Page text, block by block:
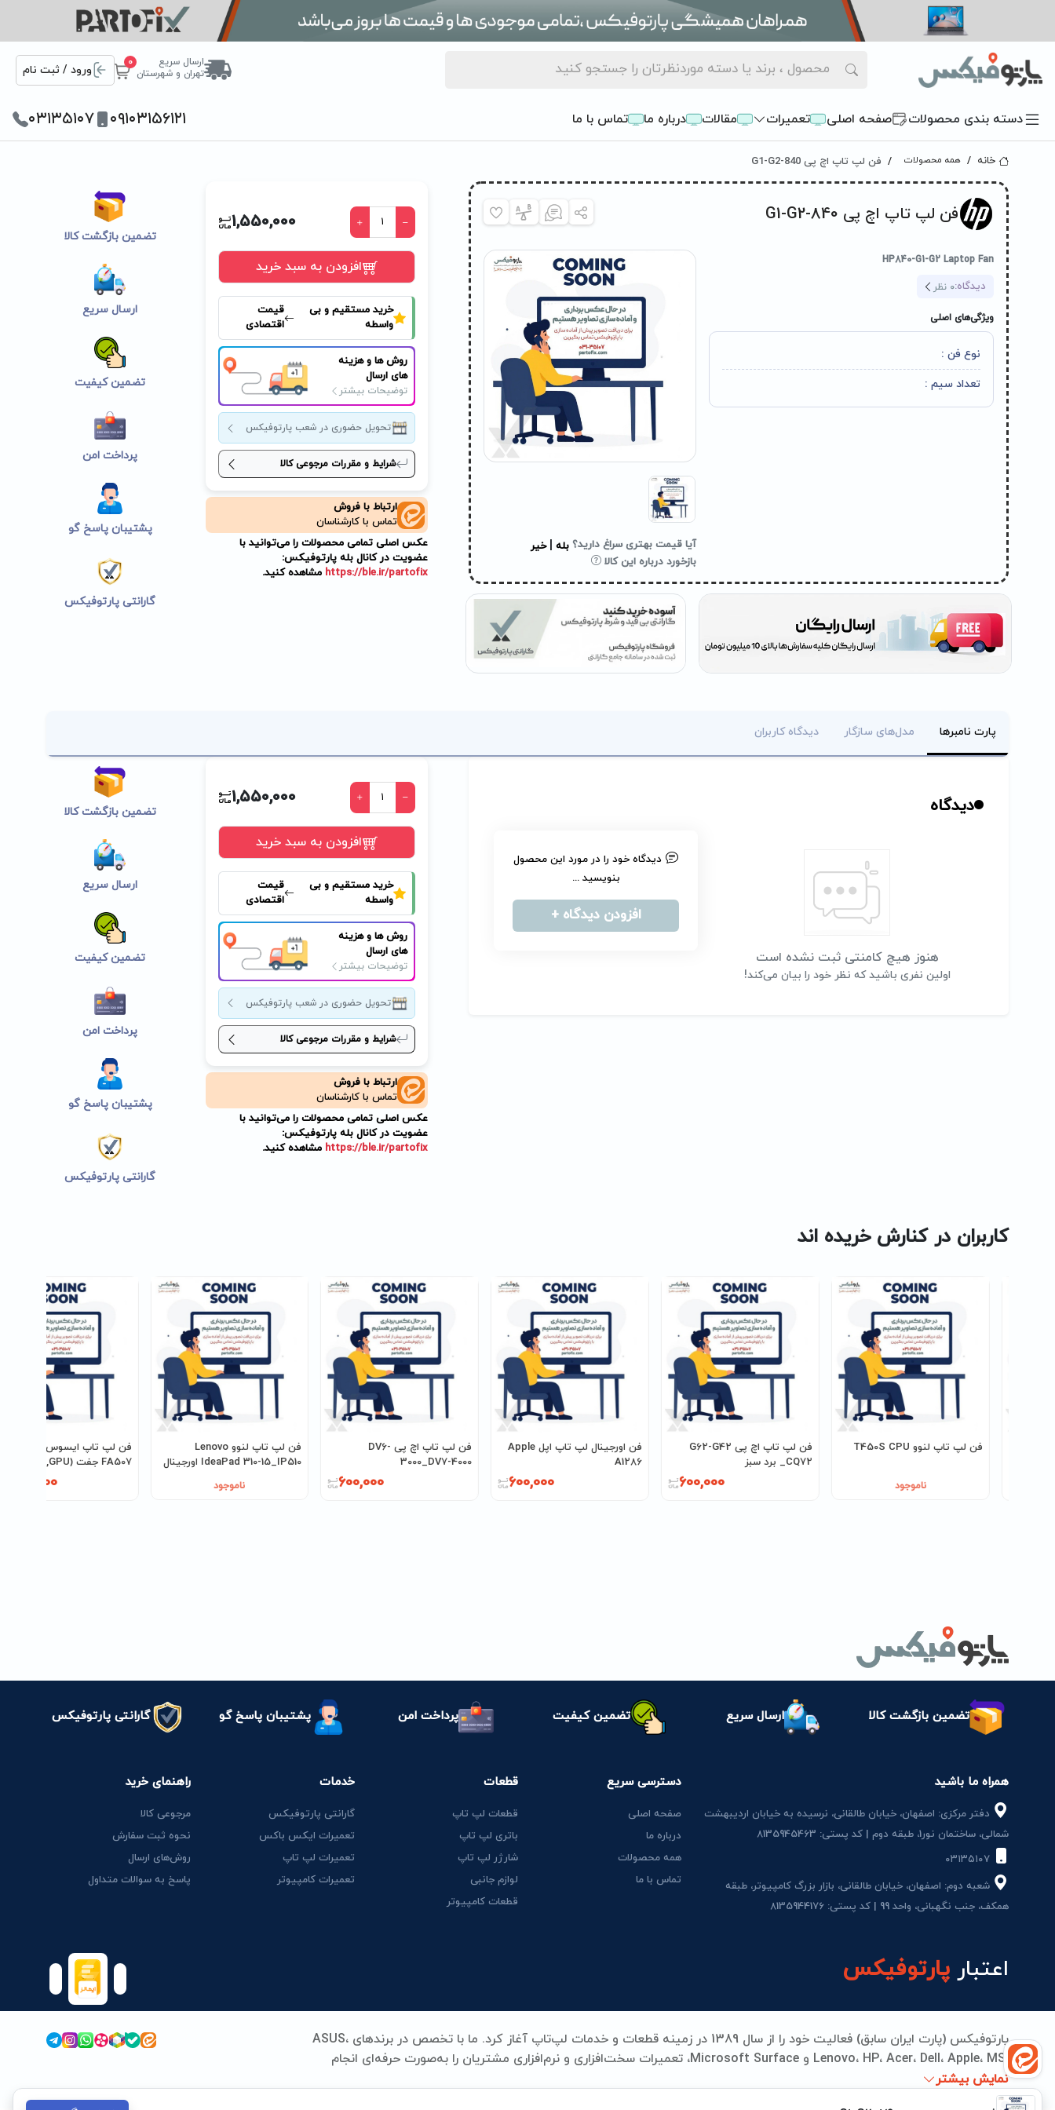
ارسال سریع
تهران و شهرستان
0
ورود / ثبت نام
دسته بندی محصولات صفحه اصلی تعمیرات مقالات درباره ما تماس با ما ۰۹۱۰۳۱۵۶۱۲۱ ۰۳۱۳۵۱۰۷
خانه همه محصولات فن لپ تاپ اچ پی 840-G1-G2
فن لپ تاپ اچ پی 840-G1-G2
HP840-G1-G2 Laptop Fan
دیدگاه:0 نظر
ویژگی‌های اصلی
نوع فن :
تعداد سیم :
آیا قیمت بهتری سراغ دارید؟ بله
خیر
بازخورد درباره این کالا
1,550,000
افزودن به سبد خرید
خرید مستقیم و بی
واسطه
قیمت
اقتصادی
روش ها و هزینه
های ارسال
توضیحات بیشتر
تحویل حضوری در شعب پارتوفیکس
شرایط و مقررات مرجوعی کالا
ارتباط با فروش
تماس با کارشناسان
عکس اصلی تمامی محصولات را می‌توانید با
عضویت در کانال بله پارتوفیکس:
https://ble.ir/partofix مشاهده کنید.
تضمین بازگشت کالا
ارسال سریع
تضمین کیفیت
پرداخت امن
پشتیبان پاسخ گو
گارانتی پارتوفیکس
پارت نامبرها مدل‌های سازگار دیدگاه کاربران
1,550,000
افزودن به سبد خرید
خرید مستقیم و بی
واسطه
قیمت
اقتصادی
روش ها و هزینه
های ارسال
توضیحات بیشتر
تحویل حضوری در شعب پارتوفیکس
شرایط و مقررات مرجوعی کالا
ارتباط با فروش
تماس با کارشناسان
عکس اصلی تمامی محصولات را می‌توانید با
عضویت در کانال بله پارتوفیکس:
https://ble.ir/partofix مشاهده کنید.
تضمین بازگشت کالا
ارسال سریع
تضمین کیفیت
پرداخت امن
پشتیبان پاسخ گو
گارانتی پارتوفیکس
دیدگاه
هنوز هیچ کامنتی ثبت نشده است
اولین نفری باشید که نظر خود را بیان می‌کند!
دیدگاه خود را در مورد این محصول
بنویسید ...
افزودن دیدگاه +
کاربران در کنارش خریده اند
فن لپ تاپ لنوو T450S CPU
ناموجود
فن لپ تاپ اچ پی G62-G42
_CQ72 برد سبز
600,000
فن اورجینال لپ تاپ اپل Apple
A1286
600,000
فن لپ تاپ اچ پی DV6-
3000_DV7-4000
600,000
فن لپ تاپ لنوو Lenovo
IdeaPad 310-15_IP510 اورجینال
ناموجود
FA507 جفت (CPU,GPU)
تضمین بازگشت کالا ارسال سریع تضمین کیفیت پرداخت امن پشتیبان پاسخ گو گارانتی پارتوفیکس
همراه ما باشید
دفتر مرکزی: اصفهان، خیابان طالقانی، نرسیده به خیابان اردیبهشت
شمالی، ساختمان نور1، طبقه دوم | کد پستی: 8135945463
۰۳۱۳۵۱۰۷
شعبه دوم: اصفهان، خیابان طالقانی، بازار بزرگ کامپیوتر، طبقه
همکف، جنب نگهبانی، واحد 99 | کد پستی: 8135944176
دسترسی سریع
صفحه اصلی
درباره ما
همه محصولات
تماس با ما
قطعات
قطعات لپ تاپ
باتری لپ تاپ
شارژر لپ تاپ
لوازم جانبی
قطعات کامپیوتر
خدمات
گارانتی پارتوفیکس
تعمیرات ایکس باکس
تعمیرات لپ تاپ
تعمیرات کامپیوتر
راهنمای خرید
مرجوعی کالا
نحوه ثبت سفارش
روش‌های ارسال
پاسخ به سوالات متداول
اعتبارپارتوفیکس
پارتوفیکس (پارت ایران سابق) فعالیت خود را از سال 1389 در زمینه قطعات و خدمات لپ‌تاپ آغاز کرد. ما با تخصص در برندهای ASUS،
Lenovo، HP، Acer، Dell، Apple، MSI و Microsoft Surface، تعمیرات سخت‌افزاری و نرم‌افزاری مشتریان را به‌صورت حرفه‌ای انجام
می‌دهیم. از تامین قطعات اورجینال تا تعمیرات مادربرد، باتری، شارژر، کیبورد و سایر قطعات کلیدی لپ‌تاپ، همه با بالاترین استانداردهای
جهانی انجام می‌شود. پارتوفیکس؛ جایی که کیفیت، اعتماد و تخصص در یک نام خلاصه می‌شود.
نمایش بیشتر